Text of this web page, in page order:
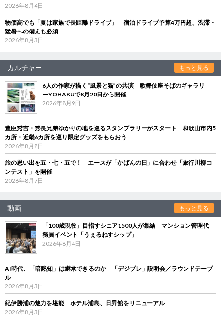
2026年8月4日
物価高でも「夏は家族で長距離ドライブ」 宿泊ドライブ予算4万円超、渋滞・
猛暑への備えも必須
2026年8月3日
カルチャー もっと見る
6人の作家が描く“風景と猫”の共演 歌舞伎座そばのギャラリ
ーYOHAKUで8月20日から開催
2026年8月9日
豊臣秀吉・秀長兄弟ゆかりの地を巡るスタンプラリーがスタート 和歌山市内5
カ所・近畿6カ所を巡り限定グッズをもらおう
2026年8月8日
旅の思い出を五・七・五で！ エースが「かばんの日」に合わせ「旅行川柳コ
ンテスト」を開催
2026年8月7日
動画 もっと見る
「100歳現役」目指すシニア1500人が集結 マンション管理代
務員イベント「うぇるねすシップ」
2026年8月4日
AI時代、「暗黙知」は継承できるのか 「デジブレ」説明会／ラウンドテーブ
ル
2026年8月3日
紀伊勝浦の魅力を堪能 ホテル浦島、日昇館をリニューアル
2026年8月3日